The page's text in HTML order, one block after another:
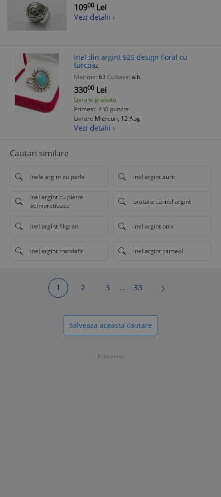
10900 Lei
Vezi detalii ›
inel din argint 925 design floral cu
turcoaz
Marime: 63 Culoare: alb
33000 Lei
Livrare gratuita
Primesti 330 puncte
Livrare Miercuri, 12 Aug
Vezi detalii ›
Cautari similare
inele argint cu perle inel argint aurit
inel argint cu pietre
semipretioase
bratara cu inel argint
inel argint filigran inel argint onix
inel argint trandafir inel argint carneol
1 2 3 ... 33
Salveaza aceasta cautare
Publicitate